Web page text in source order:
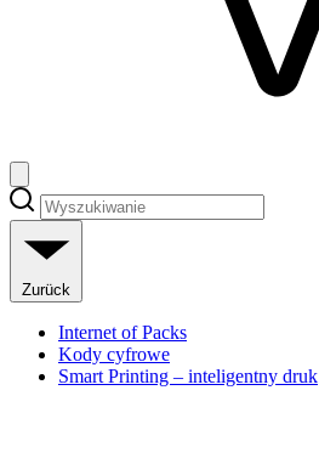
Zurück
Internet of Packs
Kody cyfrowe
Smart Printing – inteligentny druk